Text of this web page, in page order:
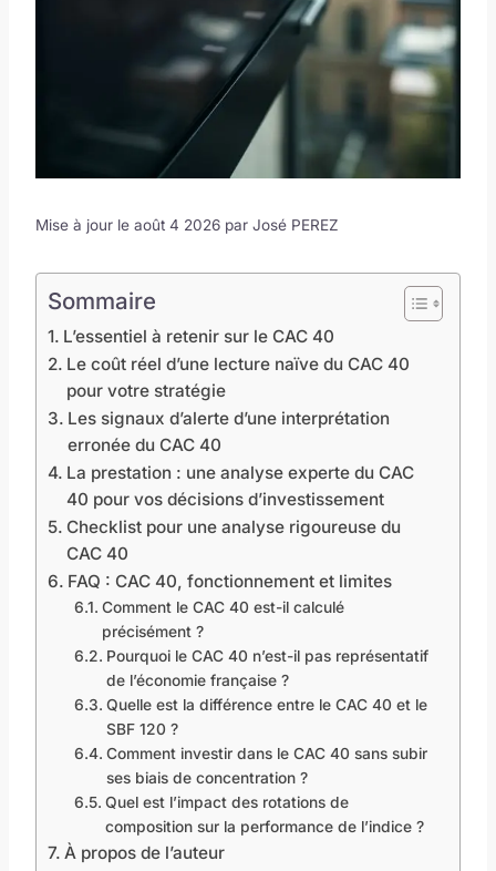
Mise à jour le août 4 2026 par José PEREZ
Sommaire
L’essentiel à retenir sur le CAC 40
Le coût réel d’une lecture naïve du CAC 40
pour votre stratégie
Les signaux d’alerte d’une interprétation
erronée du CAC 40
La prestation : une analyse experte du CAC
40 pour vos décisions d’investissement
Checklist pour une analyse rigoureuse du
CAC 40
FAQ : CAC 40, fonctionnement et limites
Comment le CAC 40 est-il calculé
précisément ?
Pourquoi le CAC 40 n’est-il pas représentatif
de l’économie française ?
Quelle est la différence entre le CAC 40 et le
SBF 120 ?
Comment investir dans le CAC 40 sans subir
ses biais de concentration ?
Quel est l’impact des rotations de
composition sur la performance de l’indice ?
À propos de l’auteur